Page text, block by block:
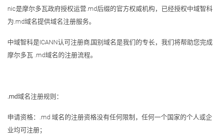
nic是摩尔多瓦政府授权运营.md后缀的官方权威机构，已经授权中域智科
为.md域名提供域名注册服务。
中域智科是ICANN认可注册商,国别域名是我们的专长，我们将帮助您完成
摩尔多瓦 .md域名的注册流程。
.md域名注册规则：
申请资格：.md 域名的注册资格没有任何限制，任何一个国家的个人或企
业均可注册；